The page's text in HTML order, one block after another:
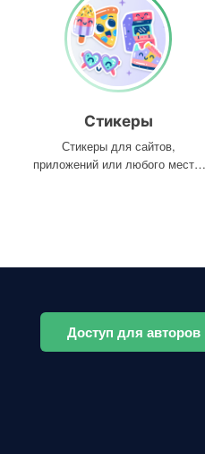
Стикеры
Стикеры для сайтов,
приложений или любого места,
Доступ для авторов